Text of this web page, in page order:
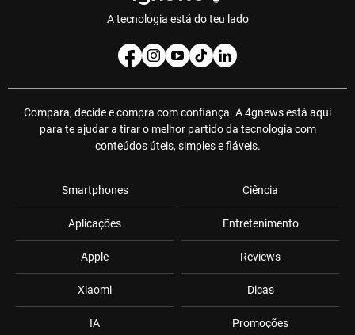
A tecnologia está do teu lado
Compara, decide e compra com confiança. A 4gnews está aqui
para te ajudar a tirar o melhor partido da tecnologia com
conteúdos úteis, simples e fiáveis.
Smartphones
Aplicações
Apple
Xiaomi
IA
Ciência
Entretenimento
Reviews
Dicas
Promoções